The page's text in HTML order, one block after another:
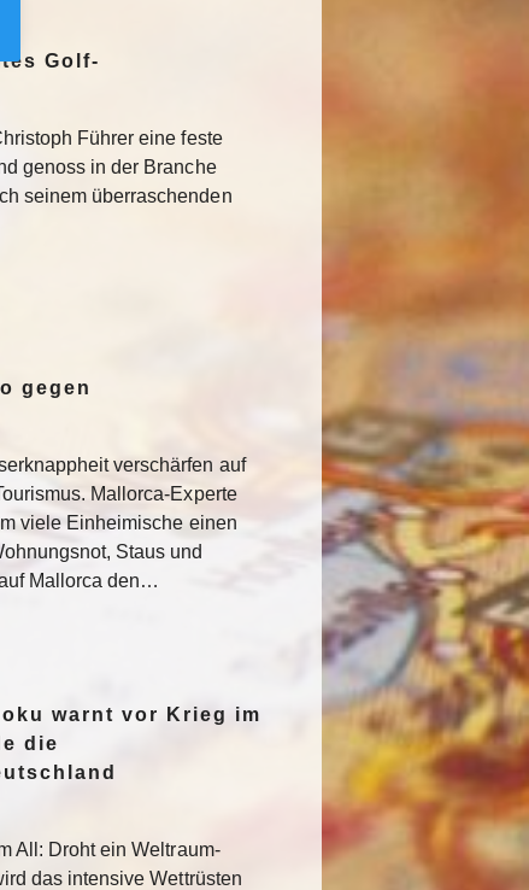
Golf-
Führer eine feste
genoss in der Branche
seinem überraschenden
gegen
verschärfen auf
Mallorca-Experte
viele Einheimische einen
Staus und
Mallorca den…
warnt vor Krieg im
die
All: Droht ein Weltraum-
das intensive Wettrüsten